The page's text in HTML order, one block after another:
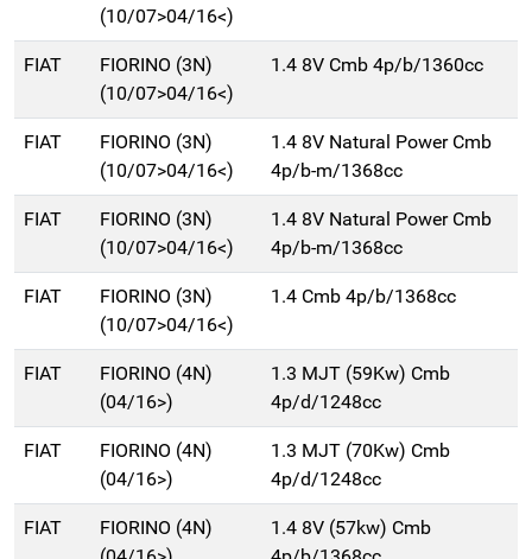
(10/07>04/16<)
FIAT
FIORINO (3N)
(10/07>04/16<)
1.4 8V Cmb 4p/b/1360cc
FIAT
FIORINO (3N)
(10/07>04/16<)
1.4 8V Natural Power Cmb
4p/b-m/1368cc
FIAT
FIORINO (3N)
(10/07>04/16<)
1.4 8V Natural Power Cmb
4p/b-m/1368cc
FIAT
FIORINO (3N)
(10/07>04/16<)
1.4 Cmb 4p/b/1368cc
FIAT
FIORINO (4N)
(04/16>)
1.3 MJT (59Kw) Cmb
4p/d/1248cc
FIAT
FIORINO (4N)
(04/16>)
1.3 MJT (70Kw) Cmb
4p/d/1248cc
FIAT
FIORINO (4N)
1.4 8V (57kw) Cmb